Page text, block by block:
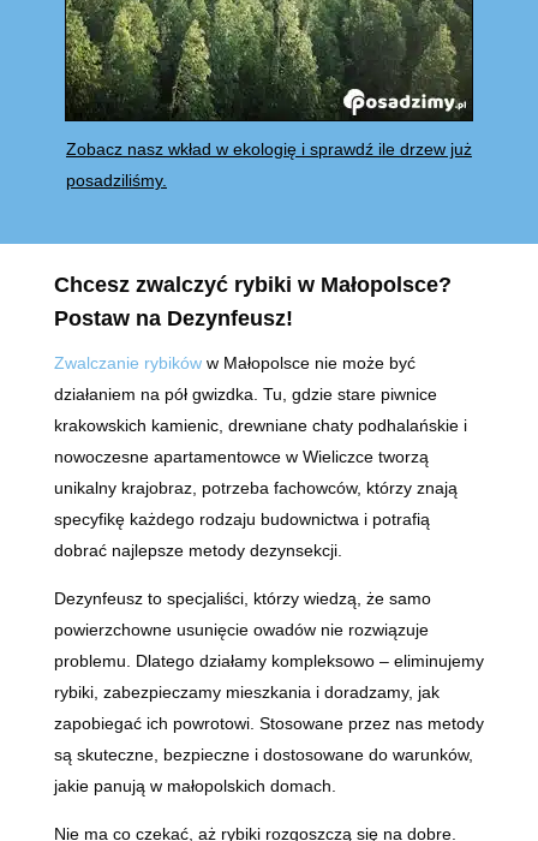
Zobacz nasz wkład w ekologię i sprawdź ile drzew już
posadziliśmy.
Chcesz zwalczyć rybiki w Małopolsce?
Postaw na Dezynfeusz!
Zwalczanie rybikóww Małopolsce nie może być
działaniem na pół gwizdka. Tu, gdzie stare piwnice
krakowskich kamienic, drewniane chaty podhalańskie i
nowoczesne apartamentowce w Wieliczce tworzą
unikalny krajobraz, potrzeba fachowców, którzy znają
specyfikę każdego rodzaju budownictwa i potrafią
dobrać najlepsze metody dezynsekcji.
Dezynfeusz to specjaliści, którzy wiedzą, że samo
powierzchowne usunięcie owadów nie rozwiązuje
problemu. Dlatego działamy kompleksowo – eliminujemy
rybiki, zabezpieczamy mieszkania i doradzamy, jak
zapobiegać ich powrotowi. Stosowane przez nas metody
są skuteczne, bezpieczne i dostosowane do warunków,
jakie panują w małopolskich domach.
Nie ma co czekać, aż rybiki rozgoszczą się na dobre.